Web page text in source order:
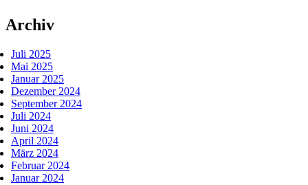
Archiv
Juli 2025
Mai 2025
Januar 2025
Dezember 2024
September 2024
Juli 2024
Juni 2024
April 2024
März 2024
Februar 2024
Januar 2024